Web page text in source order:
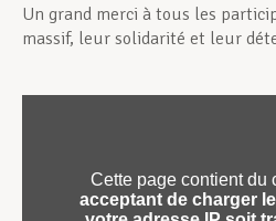
Un grand merci à tous les
massif, leur solidarité et leur